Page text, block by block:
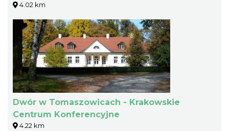
4.02 km
Dwór w Tomaszowicach - Krakowskie
Centrum Konferencyjne
4.22 km